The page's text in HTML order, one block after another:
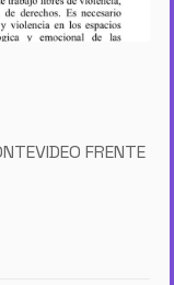
FRENTE